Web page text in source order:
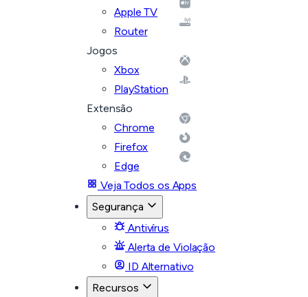
Apple TV
Router
Jogos
Xbox
PlayStation
Extensão
Chrome
Firefox
Edge
Veja Todos os Apps
Segurança
Antivírus
Alerta de Violação
ID Alternativo
Recursos